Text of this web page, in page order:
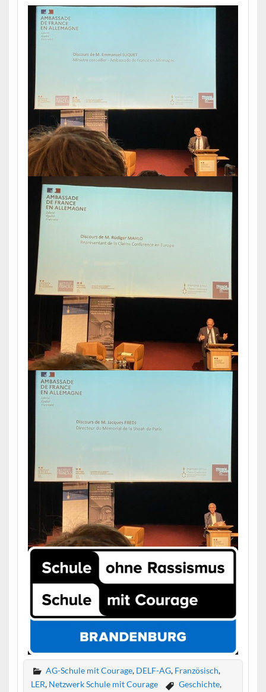
AG-Schule mit Courage, DELF-AG, Französisch,
LER, Netzwerk Schule mit Courage Geschichte,